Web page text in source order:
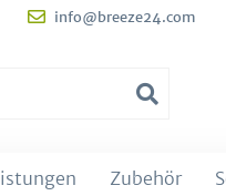
info@breeze24.com
Zubehör